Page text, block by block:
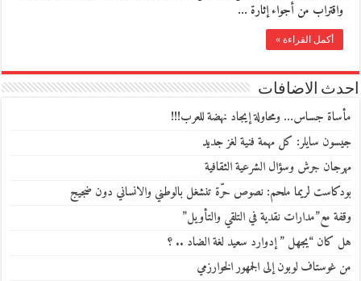
واقتراب من أجواء إثارة …
أكمل القراءة »
احدث الاضافات
مأساة جساس… ومحاولة إيجاد نهضة للعرب!!!
جيسون سايلر: كل مهمة فنية لغز جديد
مهرجان جرش وسؤال الشرعية الثقافية
بودكاست لريما ملحم: نصوص حرّة تنشغل بالوطني والانساني دون ضجيج
وقفة مع”مدارات نقدية في التلقي والتأويل”
هل كان “يجهل ” إدوارد سعيد لغة الضاد .. ؟
من غوستاف لوبون إلى الجمهور الخوارزمي